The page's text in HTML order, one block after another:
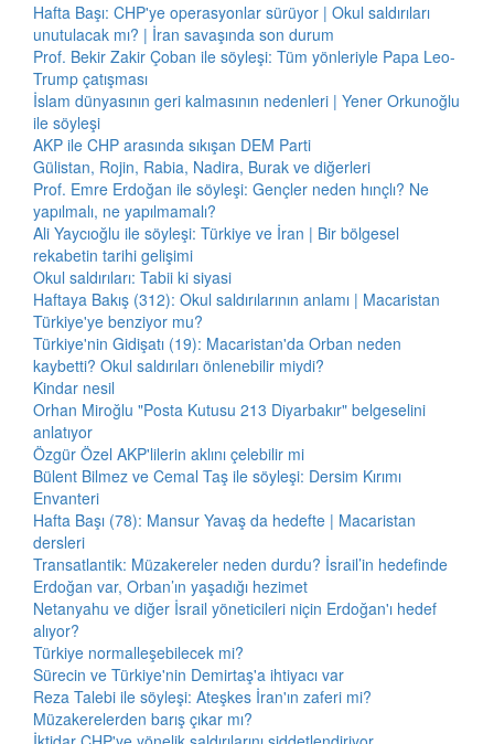
Hafta Başı: CHP'ye operasyonlar sürüyor | Okul saldırıları
unutulacak mı? | İran savaşında son durum
Prof. Bekir Zakir Çoban ile söyleşi: Tüm yönleriyle Papa Leo-
Trump çatışması
İslam dünyasının geri kalmasının nedenleri | Yener Orkunoğlu
ile söyleşi
AKP ile CHP arasında sıkışan DEM Parti
Gülistan, Rojin, Rabia, Nadira, Burak ve diğerleri
Prof. Emre Erdoğan ile söyleşi: Gençler neden hınçlı? Ne
yapılmalı, ne yapılmamalı?
Ali Yaycıoğlu ile söyleşi: Türkiye ve İran | Bir bölgesel
rekabetin tarihi gelişimi
Okul saldırıları: Tabii ki siyasi
Haftaya Bakış (312): Okul saldırılarının anlamı | Macaristan
Türkiye'ye benziyor mu?
Türkiye'nin Gidişatı (19): Macaristan'da Orban neden
kaybetti? Okul saldırıları önlenebilir miydi?
Kindar nesil
Orhan Miroğlu "Posta Kutusu 213 Diyarbakır" belgeselini
anlatıyor
Özgür Özel AKP'lilerin aklını çelebilir mi
Bülent Bilmez ve Cemal Taş ile söyleşi: Dersim Kırımı
Envanteri
Hafta Başı (78): Mansur Yavaş da hedefte | Macaristan
dersleri
Transatlantik: Müzakereler neden durdu? İsrail’in hedefinde
Erdoğan var, Orban’ın yaşadığı hezimet
Netanyahu ve diğer İsrail yöneticileri niçin Erdoğan'ı hedef
alıyor?
Türkiye normalleşebilecek mi?
Sürecin ve Türkiye'nin Demirtaş'a ihtiyacı var
Reza Talebi ile söyleşi: Ateşkes İran'ın zaferi mi?
Müzakerelerden barış çıkar mı?